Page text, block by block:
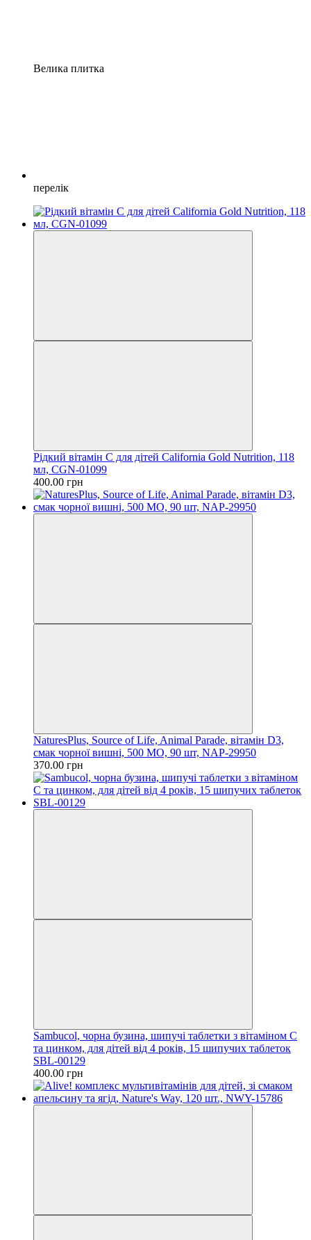
Велика плитка
перелік
Рідкий вітамін С для дітей California Gold Nutrition, 118
мл, CGN-01099
400.00 грн
NaturesPlus, Source of Life, Animal Parade, вітамін D3,
смак чорної вишні, 500 МО, 90 шт, NAP-29950
370.00 грн
Sambucol, чорна бузина, шипучі таблетки з вітаміном C
та цинком, для дітей від 4 років, 15 шипучих таблеток
SBL-00129
400.00 грн